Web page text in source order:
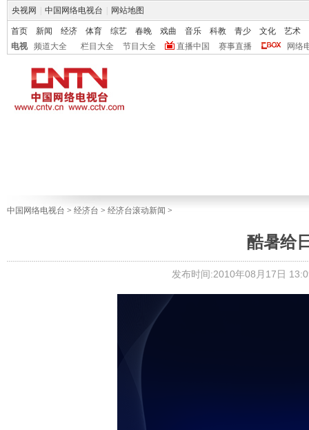
央视网 中国网络电视台 网站地图
首页 新闻 经济 体育 综艺 春晚 戏曲 音乐 科教 青少 文化
艺术
电视
频道大全 栏目大全 节目大全 直播中国 赛事直播 网络
中国网络电视台 > 经济台 > 经济台滚动新闻 >
酷暑给
发布时间:2010年08月17日